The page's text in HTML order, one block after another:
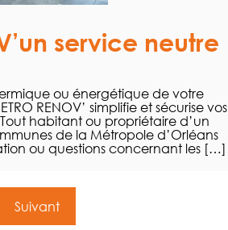
service neutre
ou énergétique de votre
RENOV’ simplifie et sécurise vos
habitant ou propriétaire d’un
de la Métropole d’Orléans
ou questions concernant les […]
Suivant